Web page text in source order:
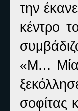
την
κέντρο
«Μ…
σοφίτας